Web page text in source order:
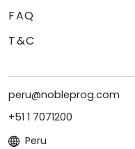
FAQ
T&C
peru@nobleprog.com
+51 1 7071200
Peru